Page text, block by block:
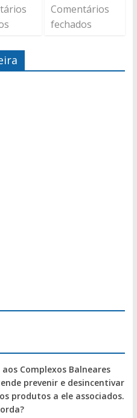
Comentários
fechados
Complexos Balneares
prevenir e desincentivar
produtos a ele associados.